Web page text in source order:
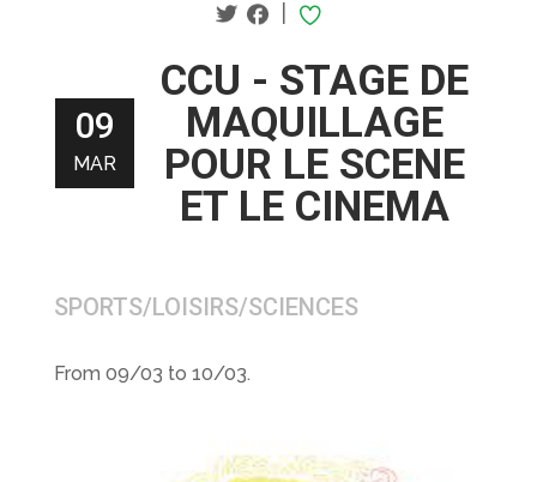
|
09
MAR
CCU - STAGE DE
MAQUILLAGE
POUR LE SCENE
ET LE CINEMA
SPORTS/LOISIRS/SCIENCES
From 09/03 to 10/03.